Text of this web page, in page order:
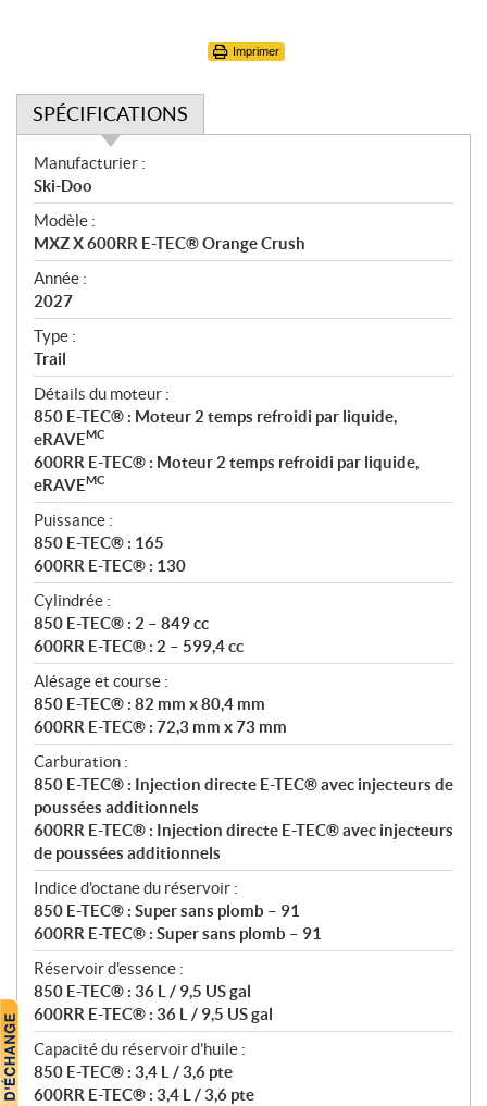
Imprimer
SPÉCIFICATIONS
S
p
é
c
i
f
i
c
a
t
i
o
n
s
Manufacturier :
Ski-Doo
Modèle :
MXZ X 600RR E-TEC® Orange Crush
Année :
2027
Type :
Trail
Détails du moteur :
850 E-TEC® : Moteur 2 temps refroidi par liquide,
eRAVEMC
600RR E-TEC® : Moteur 2 temps refroidi par liquide,
eRAVEMC
Puissance :
850 E-TEC® : 165
600RR E-TEC® : 130
Cylindrée :
850 E-TEC® : 2 – 849 cc
600RR E-TEC® : 2 – 599,4 cc
Alésage et course :
850 E-TEC® : 82 mm x 80,4 mm
600RR E-TEC® : 72,3 mm x 73 mm
Carburation :
850 E-TEC® : Injection directe E-TEC® avec injecteurs de
poussées additionnels
600RR E-TEC® : Injection directe E-TEC® avec injecteurs
de poussées additionnels
Indice d'octane du réservoir :
850 E-TEC® : Super sans plomb – 91
600RR E-TEC® : Super sans plomb – 91
Réservoir d'essence :
850 E-TEC® : 36 L / 9,5 US gal
600RR E-TEC® : 36 L / 9,5 US gal
Capacité du réservoir d'huile :
850 E-TEC® : 3,4 L / 3,6 pte
600RR E-TEC® : 3,4 L / 3,6 pte